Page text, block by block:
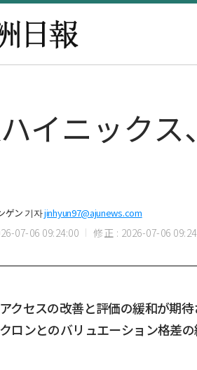
イニック
ゲン 기자jinhyun97@ajunews.com
07-06 09:24:00 修正 : 2026-07-06
クセスの改善と評価の緩和が期待
ロンとのバリュエーション格差